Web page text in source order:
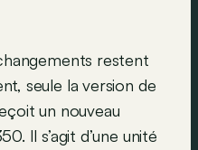
restent
seule la version de
un nouveau
Il s’agit d’une unité